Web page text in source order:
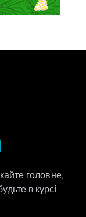
головне,
в курсі